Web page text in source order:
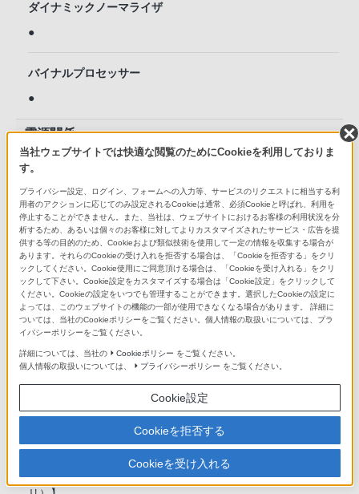
ダイナミックノーマライザ
●
バイナルプロセッサー
●
電源関係
充電池
内蔵型リチウムイオン
USB充電 充電時間（約/時間）
約3.5時間（満充電）
約3時間（約80%まで充電）
充電池持続時間（約/時間）
●MP3 128kbps 約36時間
●FLAC 192kHz/24bit 約32時間
●DSD 2.8224MHz/1bit 約28時間
●DSD 5.6448MHz/1bit 約22時間
●DSD 11.2896MHz/1bit 約14時間
【音楽再生時（W.ミュージック以外の音楽サービスアプ
当社ウェブサイトでは快適な閲覧のためにCookieを利用しておりま
す。
プライバシー設定、ログイン、フォームへの入力等、サービスのリクエストに相当する利
用者のアクションに応じてのみ設定されるCookieは通常、必須Cookieと呼ばれ、利用を
停止することができません。また、当社は、ウェブサイトにおけるお客様の利用状況を分
析するため、あるいは個々のお客様に対してよりカスタマイズされたサービス・広告を提
供する等の目的のため、Cookieおよび類似技術を使用して一定の情報を収集する場合が
あります。それらのCookieの受け入れを拒否する場合は、「Cookieを拒否する」をクリ
ックしてください。Cookie使用にご同意頂ける場合は、「Cookieを受け入れる」をクリ
ックして下さい。Cookie設定をカスタマイズする場合は「Cookie設定」をクリックして
ください。Cookieの設定をいつでも管理することができます。選択したCookieの設定に
よっては、このウェブサイトの機能の一部が使用できなくなる場合があります。 詳細に
ついては、当社のCookieポリシーをご覧ください。個人情報の取扱いについては、プラ
イバシーポリシーをご覧ください。
詳細については、当社の Cookieポリシー をご覧ください。
個人情報の取扱いについては、
プライバシーポリシー をご覧ください。
Cookie設定
Cookieを拒否する
Cookieを受け入れる